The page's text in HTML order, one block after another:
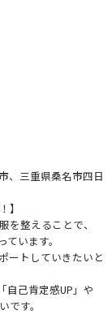
、三重県桑名市四日
】
を整えることで、
います。
ートしていきたいと
己肯定感UP」や
です。